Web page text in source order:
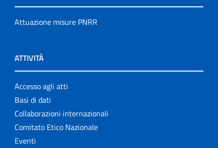
Attuazione misure PNRR
ATTIVITÀ
Accesso agli atti
Basi di dati
Collaborazioni internazionali
Comitato Etico Nazionale
Eventi